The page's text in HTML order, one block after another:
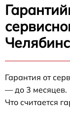
Гарантия от
— до 3 месяцев.
Что считается